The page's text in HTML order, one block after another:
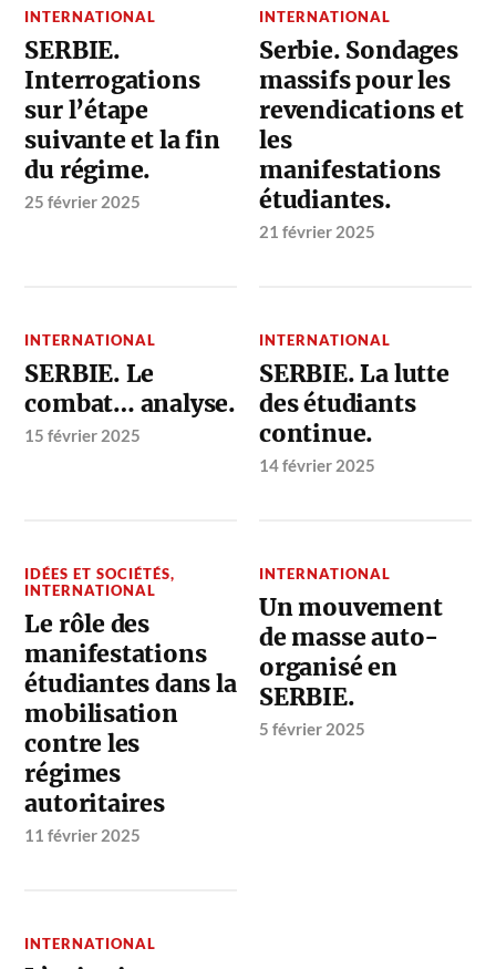
INTERNATIONAL
SERBIE.
Interrogations
sur l’étape
suivante et la fin
du régime.
25 février 2025
INTERNATIONAL
Serbie. Sondages
massifs pour les
revendications et
les
manifestations
étudiantes.
21 février 2025
INTERNATIONAL
SERBIE. Le
combat… analyse.
15 février 2025
INTERNATIONAL
SERBIE. La lutte
des étudiants
continue.
14 février 2025
IDÉES ET SOCIÉTÉS,
INTERNATIONAL
Le rôle des
manifestations
étudiantes dans la
mobilisation
contre les
régimes
autoritaires
11 février 2025
INTERNATIONAL
Un mouvement
de masse auto-
organisé en
SERBIE.
5 février 2025
INTERNATIONAL